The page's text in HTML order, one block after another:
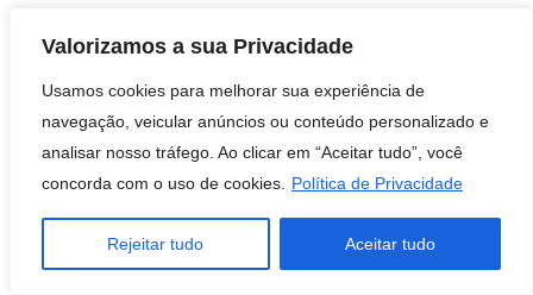
Valorizamos a sua Privacidade
Usamos cookies para melhorar sua experiência de
navegação, veicular anúncios ou conteúdo personalizado e
analisar nosso tráfego. Ao clicar em “Aceitar tudo”, você
concorda com o uso de cookies.
Política de Privacidade
Rejeitar tudo Aceitar tudo